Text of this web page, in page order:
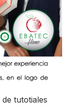
tutotiales